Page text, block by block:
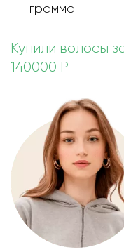
грамма
Купили волосы
140000 ₽